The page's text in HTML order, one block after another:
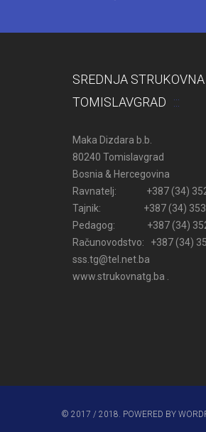
SREDNJA
TOMISLAVGRAD
Maka Dizdara b.b.
80240 Tomislavgrad
Bosnia & Hercegovina
Ravnatelj: +387 (34)
Tajnik: +387 (34) 353
Pedagog: +387 (34) 352
Računovodstvo: +387 (34)
sss.tg@tel.net.ba
www.strukovnatg.ba .
© 2017 / 2018. POWERED BY